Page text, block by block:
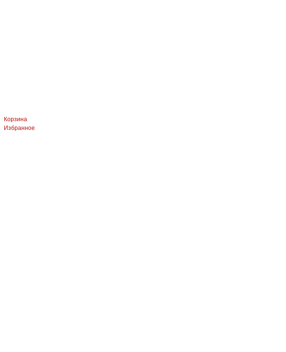
Корзина
Избранное